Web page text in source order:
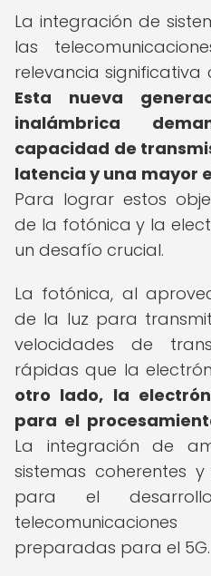
La integración de
las
relevancia
Esta nueva
inalámbrica
capacidad de
latencia y una mayor
Para lograr estos
de la fotónica y la
un desafío crucial.
La fotónica, al
de la luz para
velocidades de
rápidas que la
otro lado, la
para el
La integración de
sistemas coherentes
para el
preparadas para el 5G.